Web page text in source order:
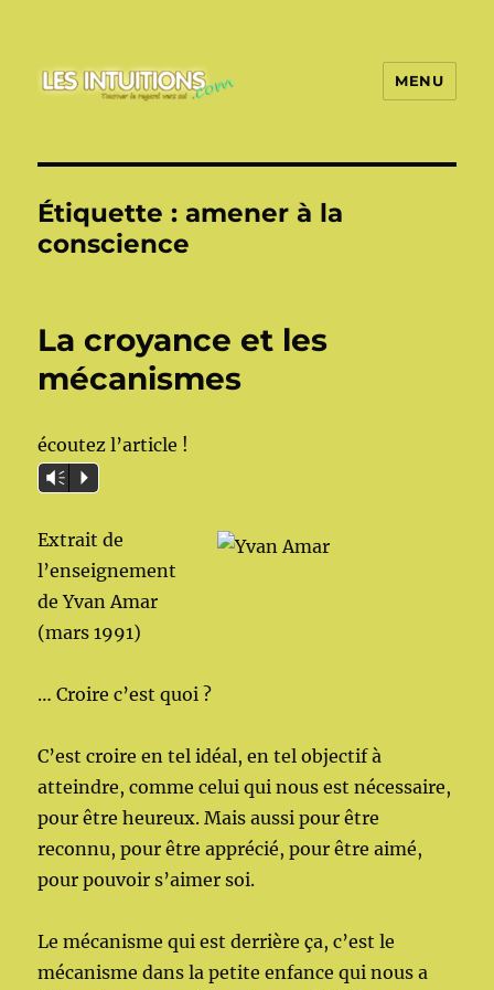
MENU
Étiquette :amener à la
conscience
La croyance et les
mécanismes
écoutez l’article !
Vm P
Extrait de
l’enseignement
de Yvan Amar
(mars 1991)
… Croire c’est quoi ?
C’est croire en tel idéal, en tel objectif à
atteindre, comme celui qui nous est nécessaire,
pour être heureux. Mais aussi pour être
reconnu, pour être apprécié, pour être aimé,
pour pouvoir s’aimer soi.
Le mécanisme qui est derrière ça, c’est le
mécanisme dans la petite enfance qui nous a